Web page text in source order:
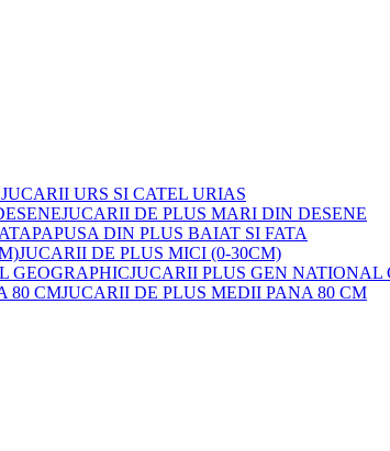
JUCARII URS SI CATEL URIAS
JUCARII DE PLUS MARI DIN DESENE
PAPUSA DIN PLUS BAIAT SI FATA
JUCARII DE PLUS MICI (0-30CM)
JUCARII PLUS GEN NATIONAL
JUCARII DE PLUS MEDII PANA 80 CM